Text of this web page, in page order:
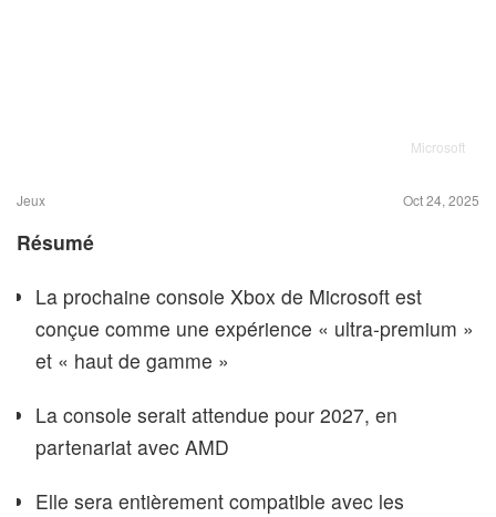
Microsoft
Jeux Oct 24, 2025
Résumé
La prochaine console Xbox de Microsoft est
conçue comme une expérience « ultra-premium »
et « haut de gamme »
La console serait attendue pour 2027, en
partenariat avec AMD
Elle sera entièrement compatible avec les